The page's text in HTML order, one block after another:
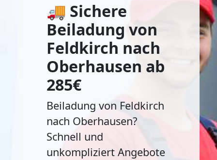
🚚 Sichere
Beiladung von
Feldkirch nach
Oberhausen ab
285€
Beiladung von Feldkirch
nach Oberhausen?
Schnell und
unkompliziert Angebote